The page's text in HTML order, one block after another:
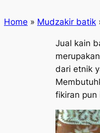
Home » Mudzakir batik
Jual kain
dari etnik
fikiran pun